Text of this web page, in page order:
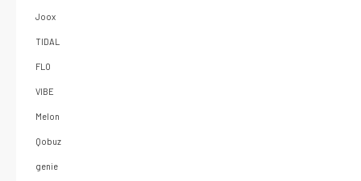
Joox
TIDAL
FLO
VIBE
Melon
Qobuz
genie